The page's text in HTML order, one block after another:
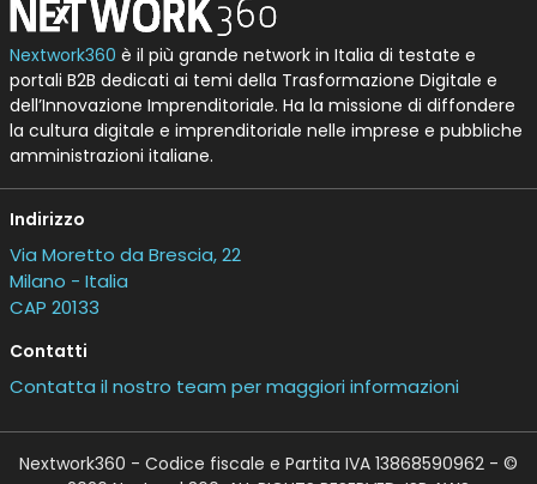
Nextwork360 è il più grande network in Italia di testate e
portali B2B dedicati ai temi della Trasformazione Digitale e
dell’Innovazione Imprenditoriale. Ha la missione di diffondere
la cultura digitale e imprenditoriale nelle imprese e pubbliche
amministrazioni italiane.
Indirizzo
Via Moretto da Brescia, 22
Milano - Italia
CAP 20133
Contatti
Contatta il nostro team per maggiori informazioni
Nextwork360 - Codice fiscale e Partita IVA 13868590962 - ©